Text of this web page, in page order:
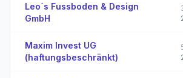
Leo´s Fussboden & Design
GmbH
Maxim Invest UG
(haftungsbeschränkt)